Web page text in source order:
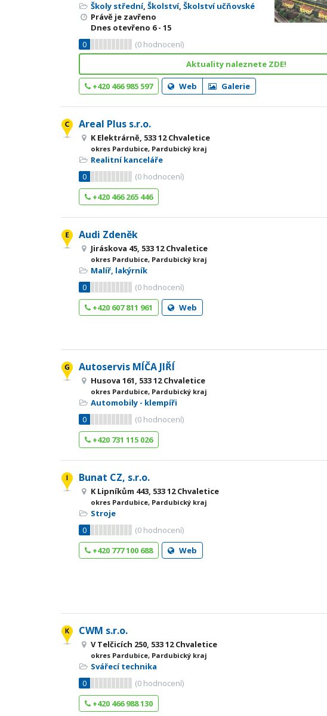
Školy střední, Školství, Školství učňovské
Právě je zavřeno
Dnes otevřeno 6 - 15
0
(0 hodnocení)
Aktuality naleznete ZDE!
+420 466 985 597 Web Galerie
Areal Plus s.r.o.
K Elektrárně, 533 12 Chvaletice
okres Pardubice, Pardubický kraj
Realitní kanceláře
0
(0 hodnocení)
+420 466 265 446
Audi Zdeněk
Jiráskova 45, 533 12 Chvaletice
okres Pardubice, Pardubický kraj
Malíř, lakýrník
0
(0 hodnocení)
+420 607 811 961
Web
Autoservis MÍČA JIŘÍ
Husova 161, 533 12 Chvaletice
okres Pardubice, Pardubický kraj
Automobily - klempíři
0
(0 hodnocení)
+420 731 115 026
Bunat CZ, s.r.o.
K Lipníkům 443, 533 12 Chvaletice
okres Pardubice, Pardubický kraj
Stroje
0
(0 hodnocení)
+420 777 100 688
Web
CWM s.r.o.
V Telčicích 250, 533 12 Chvaletice
okres Pardubice, Pardubický kraj
Svářecí technika
0
(0 hodnocení)
+420 466 988 130